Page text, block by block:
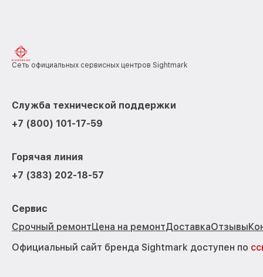
Сеть официальных сервисных центров Sightmark
Служба технической поддержки
+7 (800) 101-17-59
Горячая линия
+7 (383) 202-18-57
Сервис
Срочный ремонтЦена на ремонтДоставкаОтзывы
Официальный сайт бренда Sightmark доступен по